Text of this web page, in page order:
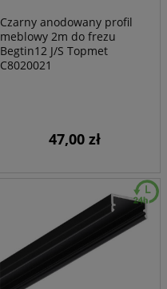
Czarny anodowany profil
meblowy 2m do frezu
Begtin12 J/S Topmet
C8020021
47,00 zł